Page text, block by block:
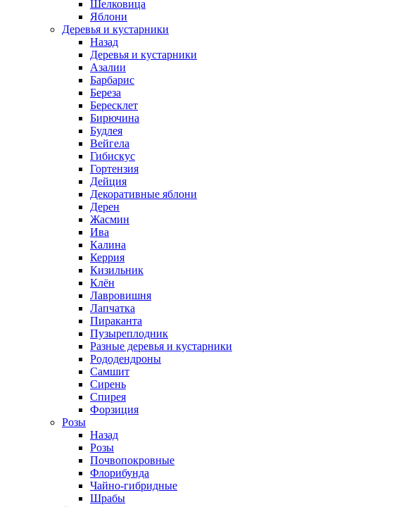
Шелковица
Яблони
Деревья и кустарники
Назад
Деревья и кустарники
Азалии
Барбарис
Береза
Бересклет
Бирючина
Будлея
Вейгела
Гибискус
Гортензия
Дейция
Декоративные яблони
Дерен
Жасмин
Ива
Калина
Керрия
Кизильник
Клён
Лавровишня
Лапчатка
Пираканта
Пузыреплодник
Разные деревья и кустарники
Рододендроны
Самшит
Сирень
Спирея
Форзиция
Розы
Назад
Розы
Почвопокровные
Флорибунда
Чайно-гибридные
Шрабы